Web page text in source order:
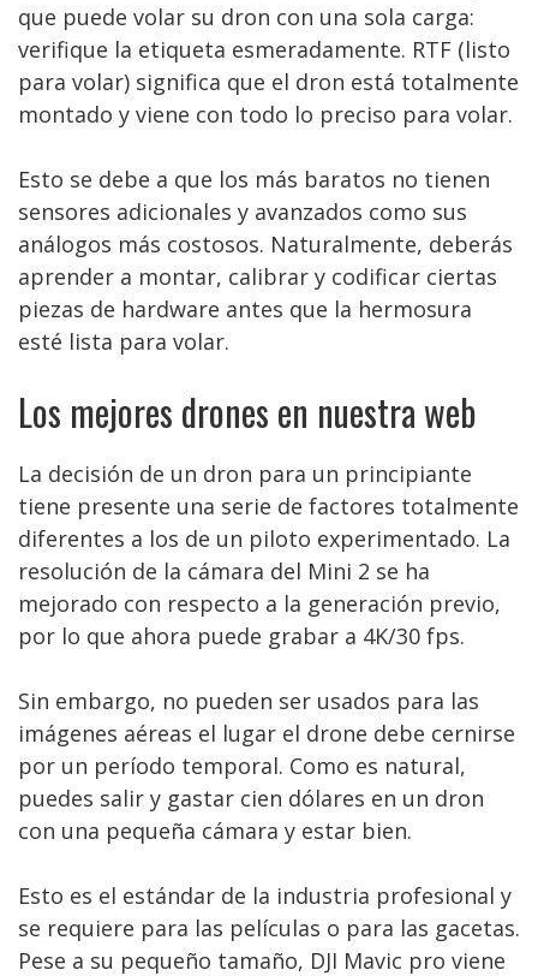
que puede volar su dron con una sola carga:
verifique la etiqueta esmeradamente. RTF (listo
para volar) significa que el dron está totalmente
montado y viene con todo lo preciso para volar.
Esto se debe a que los más baratos no tienen
sensores adicionales y avanzados como sus
análogos más costosos. Naturalmente, deberás
aprender a montar, calibrar y codificar ciertas
piezas de hardware antes que la hermosura
esté lista para volar.
Los mejores drones en nuestra web
La decisión de un dron para un principiante
tiene presente una serie de factores totalmente
diferentes a los de un piloto experimentado. La
resolución de la cámara del Mini 2 se ha
mejorado con respecto a la generación previo,
por lo que ahora puede grabar a 4K/30 fps.
Sin embargo, no pueden ser usados para las
imágenes aéreas el lugar el drone debe cernirse
por un período temporal. Como es natural,
puedes salir y gastar cien dólares en un dron
con una pequeña cámara y estar bien.
Esto es el estándar de la industria profesional y
se requiere para las películas o para las gacetas.
Pese a su pequeño tamaño, DJI Mavic pro viene